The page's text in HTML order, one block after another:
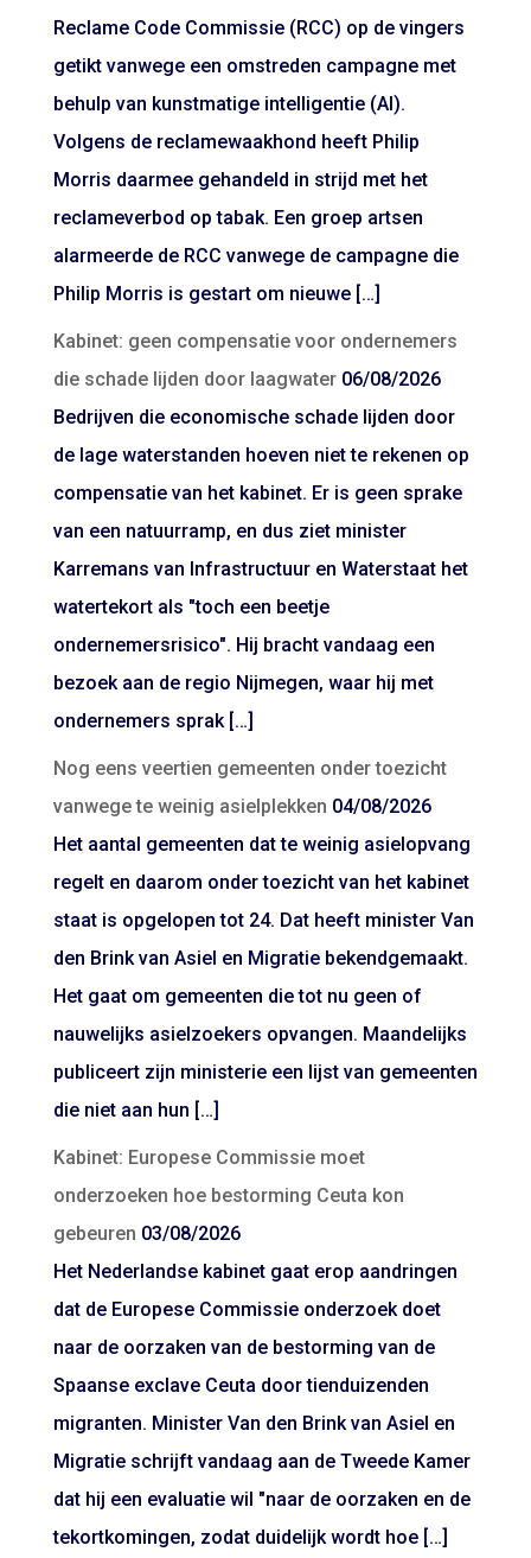
Reclame Code Commissie (RCC) op de vingers
getikt vanwege een omstreden campagne met
behulp van kunstmatige intelligentie (AI).
Volgens de reclamewaakhond heeft Philip
Morris daarmee gehandeld in strijd met het
reclameverbod op tabak. Een groep artsen
alarmeerde de RCC vanwege de campagne die
Philip Morris is gestart om nieuwe […]
Kabinet: geen compensatie voor ondernemers
die schade lijden door laagwater 06/08/2026
Bedrijven die economische schade lijden door
de lage waterstanden hoeven niet te rekenen op
compensatie van het kabinet. Er is geen sprake
van een natuurramp, en dus ziet minister
Karremans van Infrastructuur en Waterstaat het
watertekort als "toch een beetje
ondernemersrisico". Hij bracht vandaag een
bezoek aan de regio Nijmegen, waar hij met
ondernemers sprak […]
Nog eens veertien gemeenten onder toezicht
vanwege te weinig asielplekken 04/08/2026
Het aantal gemeenten dat te weinig asielopvang
regelt en daarom onder toezicht van het kabinet
staat is opgelopen tot 24. Dat heeft minister Van
den Brink van Asiel en Migratie bekendgemaakt.
Het gaat om gemeenten die tot nu geen of
nauwelijks asielzoekers opvangen. Maandelijks
publiceert zijn ministerie een lijst van gemeenten
die niet aan hun […]
Kabinet: Europese Commissie moet
onderzoeken hoe bestorming Ceuta kon
gebeuren 03/08/2026
Het Nederlandse kabinet gaat erop aandringen
dat de Europese Commissie onderzoek doet
naar de oorzaken van de bestorming van de
Spaanse exclave Ceuta door tienduizenden
migranten. Minister Van den Brink van Asiel en
Migratie schrijft vandaag aan de Tweede Kamer
dat hij een evaluatie wil "naar de oorzaken en de
tekortkomingen, zodat duidelijk wordt hoe […]